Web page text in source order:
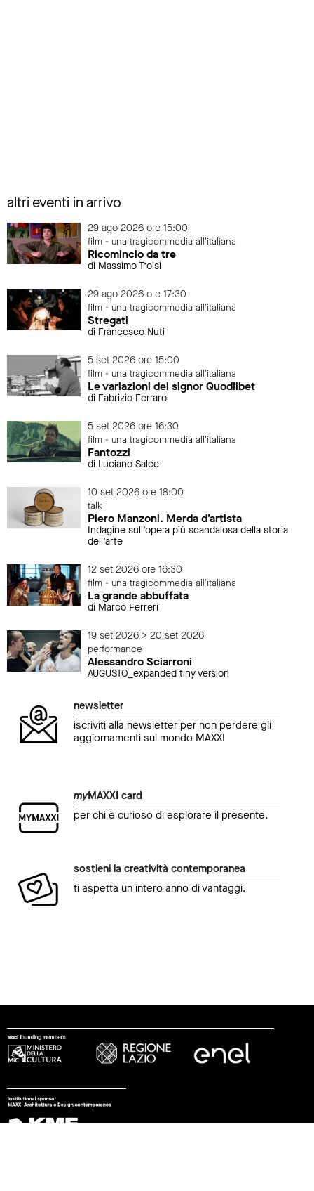
altri eventi in arrivo
29 ago 2026 ore 15:00
film - una tragicommedia all'italiana
Ricomincio da tre
di Massimo Troisi
29 ago 2026 ore 17:30
film - una tragicommedia all'italiana
Stregati
di Francesco Nuti
5 set 2026 ore 15:00
film - una tragicommedia all'italiana
Le variazioni del signor Quodlibet
di Fabrizio Ferraro
5 set 2026 ore 16:30
film - una tragicommedia all'italiana
Fantozzi
di Luciano Salce
10 set 2026 ore 18:00
talk
Piero Manzoni. Merda d’artista
Indagine sull’opera più scandalosa della storia
dell’arte
12 set 2026 ore 16:30
film - una tragicommedia all'italiana
La grande abbuffata
di Marco Ferreri
19 set 2026 > 20 set 2026
performance
Alessandro Sciarroni
AUGUSTO_expanded tiny version
newsletter
iscriviti alla newsletter per non perdere gli
aggiornamenti sul mondo MAXXI
myMAXXI card
per chi è curioso di esplorare il presente.
sostieni la creatività contemporanea
ti aspetta un intero anno di vantaggi.